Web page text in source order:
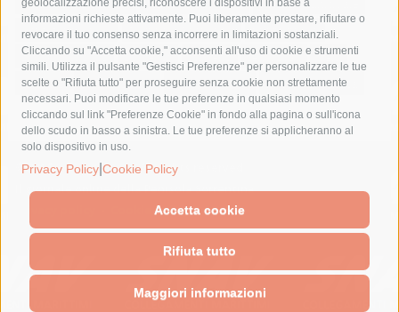
informazioni richieste attivamente. Puoi liberamente prestare, rifiutare o
revocare il tuo consenso senza incorrere in limitazioni sostanziali.
Cliccando su "Accetta cookie," acconsenti all'uso di cookie e strumenti
simili. Utilizza il pulsante "Gestisci Preferenze" per personalizzare le tue
scelte o "Rifiuta tutto" per proseguire senza cookie non strettamente
necessari. Puoi modificare le tue preferenze in qualsiasi momento
cliccando sul link "Preferenze Cookie" in fondo alla pagina o sull'icona
dello scudo in basso a sinistra. Le tue preferenze si applicheranno al
solo dispositivo in uso.
Privacy Policy Cookie Policy
Accetta cookie
Rifiuta tutto
Maggiori informazioni
protezione civile
Regione Campania
sant'agnello
sindaco cuomo
sorrento studenti temporali
treni
turismo
Vico Equense villa fiorentino vincenzo de luca
© 2015 SorrentoPress. All rights reserved.
Il giornale online della Penisola Sorrentina
Cookie Policy